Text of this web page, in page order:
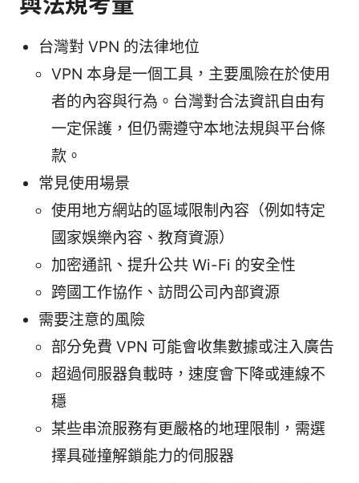
台灣對 VPN 的法律地位
VPN 本身是一個工具，主要風險在於使用
者的內容與行為。台灣對合法資訊自由有
一定保護，但仍需遵守本地法規與平台條
款。
常見使用場景
使用地方網站的區域限制內容（例如特定
國家娛樂內容、教育資源）
加密通訊、提升公共 Wi-Fi 的安全性
跨國工作協作、訪問公司內部資源
需要注意的風險
部分免費 VPN 可能會收集數據或注入廣告
超過伺服器負載時，速度會下降或連線不
穩
某些串流服務有更嚴格的地理限制，需選
擇具碰撞解鎖能力的伺服器